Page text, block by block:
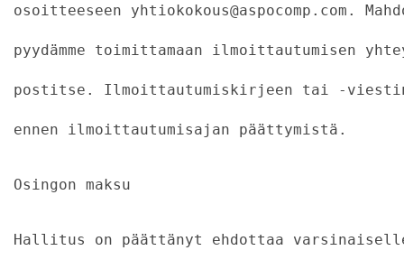
osoitteeseen yhtiokokous@aspocomp.com.
pyydämme toimittamaan ilmoittautumisen
postitse. Ilmoittautumiskirjeen tai -
ennen ilmoittautumisajan päättymistä.
Osingon maksu
Hallitus on päättänyt ehdottaa